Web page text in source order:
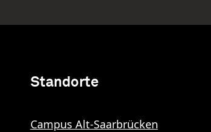
Standorte
Campus Alt-Saarbrücken